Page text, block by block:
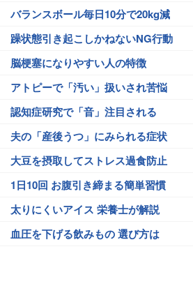
バランスボール毎日10分で20kg減
躁状態引き起こしかねないNG行動
脳梗塞になりやすい人の特徴
アトピーで「汚い」扱いされ苦悩
認知症研究で「音」注目される
夫の「産後うつ」にみられる症状
大豆を摂取してストレス過食防止
1日10回 お腹引き締まる簡単習慣
太りにくいアイス 栄養士が解説
血圧を下げる飲みもの 選び方は